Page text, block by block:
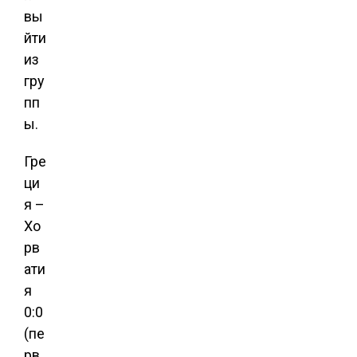
вы
йти
из
гру
пп
ы.
Гре
ци
я –
Хо
рв
ати
я
0:0
(пе